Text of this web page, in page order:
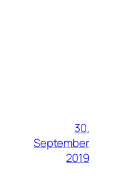
30.
September
2019